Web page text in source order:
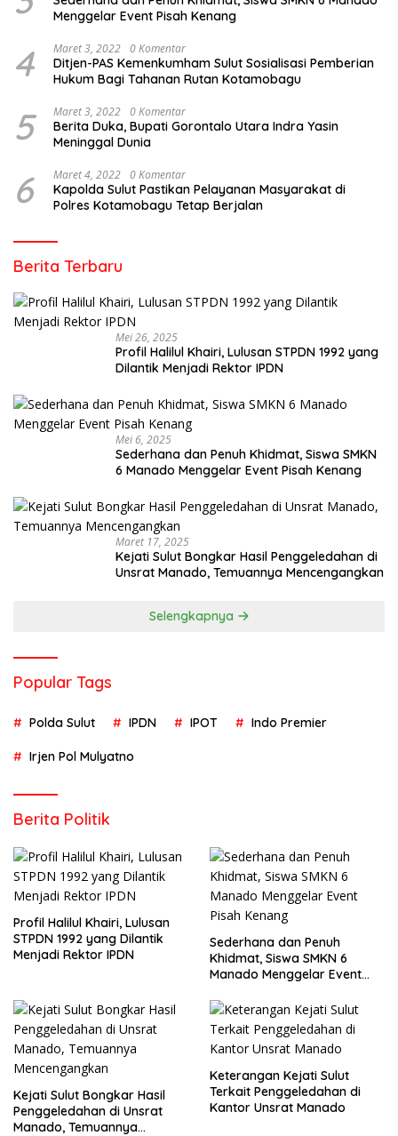
Menggelar Event Pisah Kenang
4 Maret 3, 2022 0 Komentar
Ditjen-PAS Kemenkumham Sulut Sosialisasi Pemberian
Hukum Bagi Tahanan Rutan Kotamobagu
5 Maret 3, 2022 0 Komentar
Berita Duka, Bupati Gorontalo Utara Indra Yasin
Meninggal Dunia
6 Maret 4, 2022 0 Komentar
Kapolda Sulut Pastikan Pelayanan Masyarakat di
Polres Kotamobagu Tetap Berjalan
Berita Terbaru
Mei 26, 2025
Profil Halilul Khairi, Lulusan STPDN 1992 yang
Dilantik Menjadi Rektor IPDN
Mei 6, 2025
Sederhana dan Penuh Khidmat, Siswa SMKN
6 Manado Menggelar Event Pisah Kenang
Maret 17, 2025
Kejati Sulut Bongkar Hasil Penggeledahan di
Unsrat Manado, Temuannya Mencengangkan
Selengkapnya
Popular Tags
Polda Sulut IPDN IPOT Indo Premier
Irjen Pol Mulyatno
Berita Politik
Profil Halilul Khairi, Lulusan
STPDN 1992 yang Dilantik
Menjadi Rektor IPDN
Sederhana dan Penuh
Khidmat, Siswa SMKN 6
Manado Menggelar Event
Kejati Sulut Bongkar Hasil
Penggeledahan di Unsrat
Manado, Temuannya
Keterangan Kejati Sulut
Terkait Penggeledahan di
Kantor Unsrat Manado